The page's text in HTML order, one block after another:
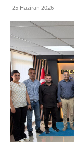
25 Haziran 2026